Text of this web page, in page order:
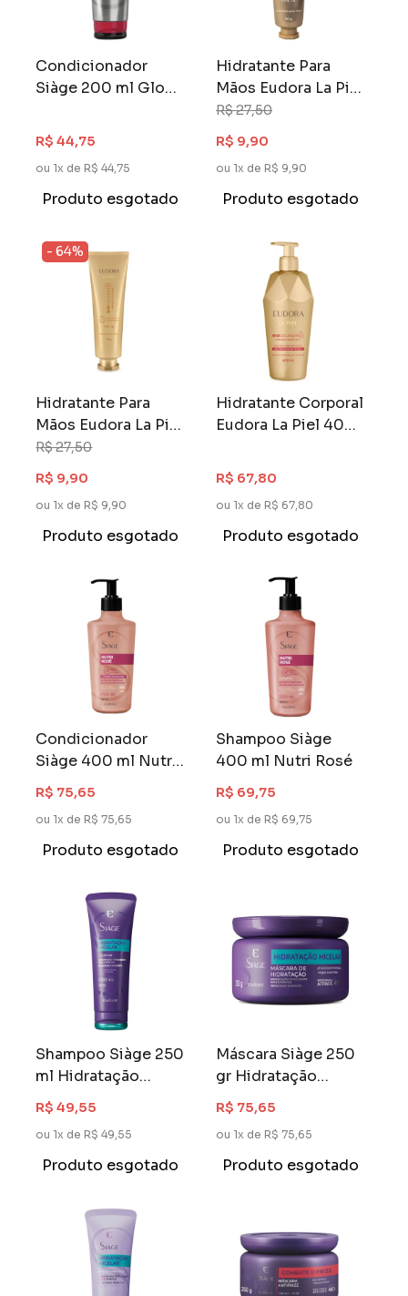
Condicionador
Siàge 200 ml Glow
R$ 44,75
ou 1x de R$ 44,75
Produto esgotado
Hidratante Para
Mãos Eudora La Piel
50 gr FPS 15
Cristais do Himalaia
R$ 27,50
R$ 9,90
ou 1x de R$ 9,90
Produto esgotado
Hidratante Para
Mãos Eudora La Piel
50 gr FPS 15 Âmbar
Dourado
R$ 27,50
R$ 9,90
ou 1x de R$ 9,90
- 64%
Produto esgotado
Hidratante Corporal
Eudora La Piel 400
R$ 67,80
ou 1x de R$ 67,80
Produto esgotado
Condicionador
Siàge 400 ml Nutri
Rosé
R$ 75,65
ou 1x de R$ 75,65
Produto esgotado
Shampoo Siàge
400 ml Nutri Rosé
R$ 69,75
ou 1x de R$ 69,75
Produto esgotado
Shampoo Siàge 250
ml Hidratação
Micelar
R$ 49,55
ou 1x de R$ 49,55
Produto esgotado
Máscara Siàge 250
gr Hidratação
Micelar
R$ 75,65
ou 1x de R$ 75,65
Produto esgotado